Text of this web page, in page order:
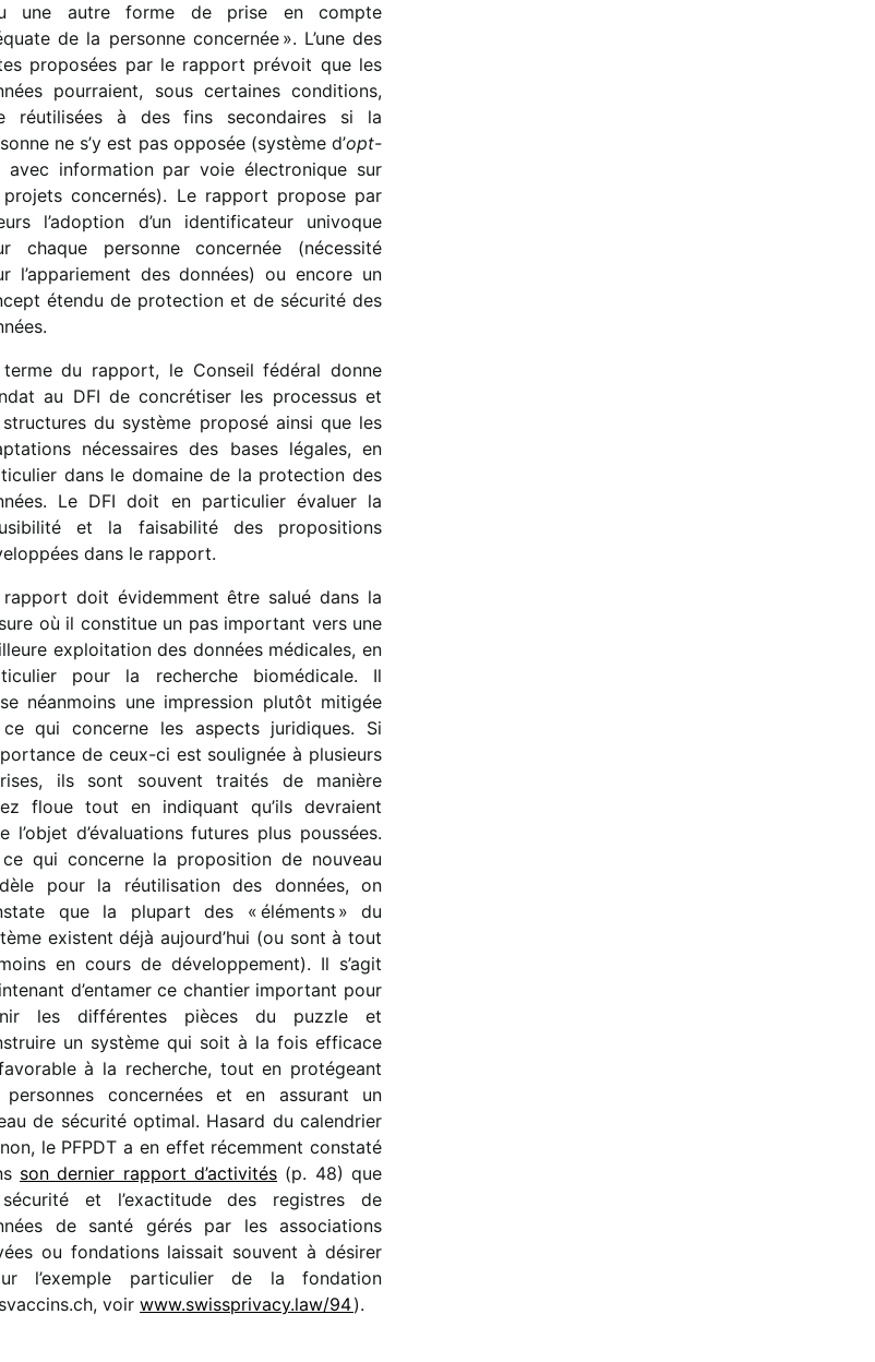
une autre forme de prise en compte
de la personne concer­née ». L’une des
propo­sées par le rapport prévoit que les
pour­raient, sous certaines condi­tions,
réuti­li­sées à des fins secon­daires si la
ne s’y est pas oppo­sée (système d’opt-
avec infor­ma­tion par voie élec­tro­nique sur
projets concer­nés). Le rapport propose par
l’adoption d’un iden­ti­fi­ca­teur univoque
chaque personne concer­née (néces­sité
l’appariement des données) ou encore un
étendu de protec­tion et de sécu­rité des
du rapport, le Conseil fédé­ral donne
au DFI de concré­ti­ser les proces­sus et
du système proposé ainsi que les
néces­saires des bases légales, en
dans le domaine de la protec­tion des
Le DFI doit en parti­cu­lier évaluer la
et la faisa­bi­lité des propo­si­tions
dans le rapport.
rapport doit évidem­ment être salué dans la
où il consti­tue un pas impor­tant vers une
exploi­ta­tion des données médi­cales, en
pour la recherche biomé­di­cale. Il
néan­moins une impres­sion plutôt miti­gée
qui concerne les aspects juri­diques. Si
de ceux-ci est souli­gnée à plusieurs
ils sont souvent trai­tés de manière
floue tout en indi­quant qu’ils devraient
l’objet d’évaluations futures plus pous­sées.
qui concerne la propo­si­tion de nouveau
pour la réuti­li­sa­tion des données, on
que la plupart des « éléments » du
existent déjà aujourd’hui (ou sont à tout
en cours de déve­lop­pe­ment). Il s’agit
d’entamer ce chan­tier impor­tant pour
les diffé­rentes pièces du puzzle et
un système qui soit à la fois effi­cace
à la recherche, tout en proté­geant
personnes concer­nées et en assu­rant un
de sécu­rité opti­mal. Hasard du calen­drier
le PFPDT a en effet récem­ment constaté
son dernier rapport d’activités (p. 48) que
et l’exactitude des registres de
de santé gérés par les asso­cia­tions
ou fonda­tions lais­sait souvent à dési­rer
l’exemple parti­cu­lier de la fonda­tion
voir www​.swiss​pri​vacy​.law/94).